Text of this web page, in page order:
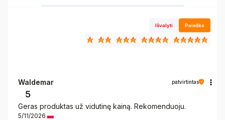
Išvalyti Paieška
Waldemar patvirtintas
5
Geras produktas už vidutinę kainą. Rekomenduoju.
5/11/2026